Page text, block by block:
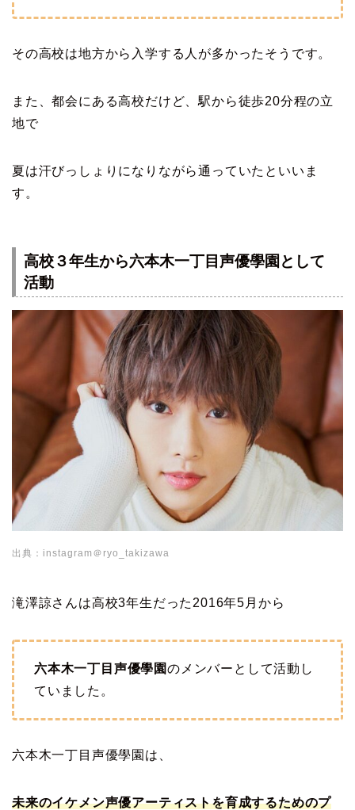
その高校は地方から入学する人が多かったそうです。
また、都会にある高校だけど、駅から徒歩20分程の立
地で
夏は汗びっしょりになりながら通っていたといいま
す。
高校３年生から六本木一丁目声優學園として
活動
出典：instagram＠ryo_takizawa
滝澤諒さんは高校3年生だった2016年5月から
六本木一丁目声優學園のメンバーとして活動し
ていました。
六本木一丁目声優學園は、
未来のイケメン声優アーティストを育成するためのプ